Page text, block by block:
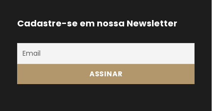
Cadastre-se em nossa Newsletter